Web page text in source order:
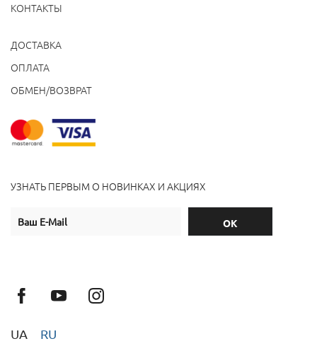
КОНТАКТЫ
ДОСТАВКА
ОПЛАТА
ОБМЕН/ВОЗВРАТ
УЗНАТЬ ПЕРВЫМ О НОВИНКАХ И АКЦИЯХ
UA RU